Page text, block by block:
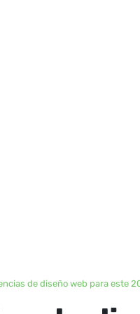
de diseño web para este